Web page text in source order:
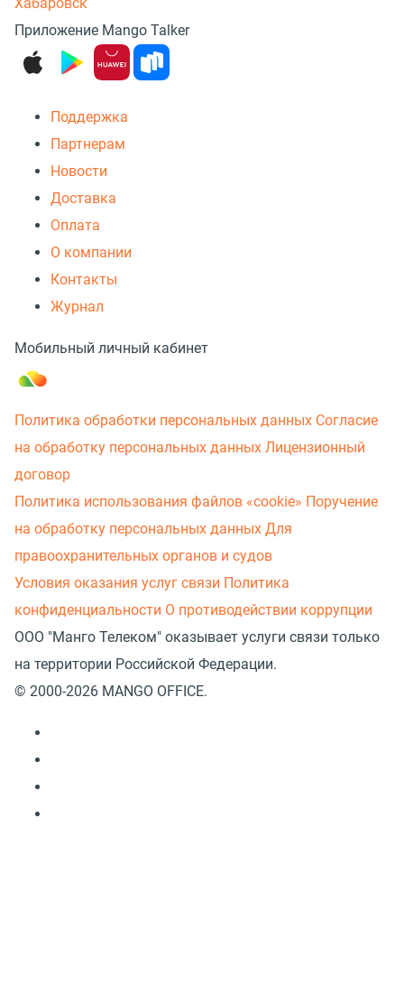
Хабаровск
Приложение Mango Talker
Поддержка
Партнерам
Новости
Доставка
Оплата
О компании
Контакты
Журнал
Мобильный личный кабинет
Политика обработки персональных данных Согласие
на обработку персональных данных Лицензионный
договор
Политика использования файлов «cookie» Поручение
на обработку персональных данных Для
правоохранительных органов и судов
Условия оказания услуг связи Политика
конфиденциальности О противодействии коррупции
ООО "Манго Телеком" оказывает услуги связи только
на территории Российской Федерации.
© 2000-2026 MANGO OFFICE.